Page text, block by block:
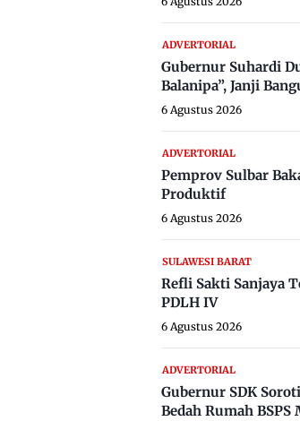
ADVERTORIAL
Gubernur Suhardi
Balanipa”, Janji
6 Agustus 2026
ADVERTORIAL
Pemprov Sulbar
Produktif
6 Agustus 2026
SULAWESI BARAT
Refli Sakti Sanjaya
PDLH IV
6 Agustus 2026
ADVERTORIAL
Gubernur SDK
Bedah Rumah BSPS